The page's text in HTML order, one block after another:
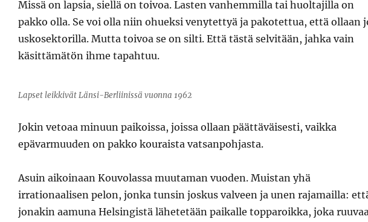
Missä on lapsia, siellä on toivoa. Lasten vanhemmilla tai huoltajilla on
pakko olla. Se voi olla niin ohueksi venytettyä ja pakotettua, että ollaan
uskosektorilla. Mutta toivoa se on silti. Että tästä selvitään, jahka vain
käsittämätön ihme tapahtuu.
Lapset leikkivät Länsi-Berliinissä vuonna 1962
Jokin vetoaa minuun paikoissa, joissa ollaan päättäväisesti, vaikka
epävarmuuden on pakko kouraista vatsanpohjasta.
Asuin aikoinaan Kouvolassa muutaman vuoden. Muistan yhä
irrationaalisen pelon, jonka tunsin joskus valveen ja unen rajamailla:
jonakin aamuna Helsingistä lähetetään paikalle topparoikka, joka